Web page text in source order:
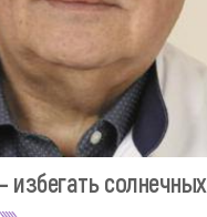
избегать солнечных